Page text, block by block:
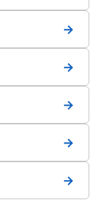
→
→
→
→
→